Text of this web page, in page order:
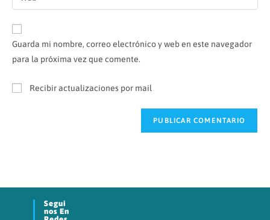
Guarda mi nombre, correo electrónico y web en este navegador
para la próxima vez que comente.
Recibir actualizaciones por mail
Segui
Nos En